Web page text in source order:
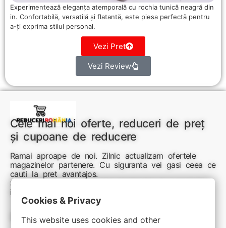
Experimentează eleganța atemporală cu rochia tunică neagră din
in. Confortabilă, versatilă și flatantă, este piesa perfectă pentru
a-ți exprima stilul personal.
Vezi Pret
Vezi Review
Cele mai noi oferte, reduceri de preț
și cupoane de reducere
Ramai aproape de noi. Zilnic actualizam ofertele
magazinelor partenere. Cu siguranta vei gasi ceea ce
cauti la pret avantajos.
Sunteti aici pentru reduceri inteligente si cumpărături
inspirate
Link-uri utile:
Cookies & Privacy
This website uses cookies and other